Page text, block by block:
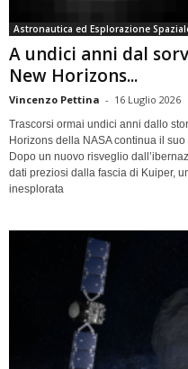
Astronautica ed Esplorazione
A undici anni dal
New Horizons...
Vincenzo Pettina - 16 Luglio 2026
Trascorsi ormai undici anni dallo
Horizons della NASA continua il
Dopo un nuovo risveglio
dati preziosi dalla fascia di Kuiper,
inesplorata